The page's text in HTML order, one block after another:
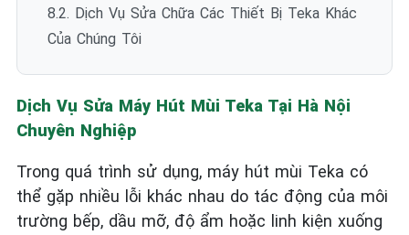
8.2. Dịch Vụ Sửa Chữa Các Thiết Bị Teka Khác
Của Chúng Tôi
Dịch Vụ Sửa Máy Hút Mùi Teka Tại Hà Nội
Chuyên Nghiệp
Trong quá trình sử dụng, máy hút mùi Teka có
thể gặp nhiều lỗi khác nhau do tác động của môi
trường bếp, dầu mỡ, độ ẩm hoặc linh kiện xuống